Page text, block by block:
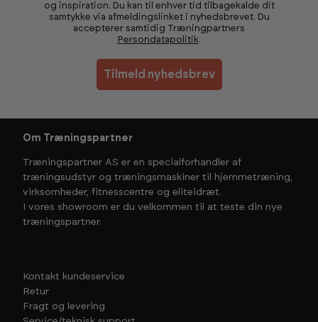
og inspiration. Du kan til enhver tid tilbagekalde dit
samtykke via afmeldingslinket i nyhedsbrevet. Du
accepterer samtidig Træningpartners
Persondatapolitik.
Tilmeld nyhedsbrev
Om Træningspartner
Træningspartner AS er en specialforhandler af
træningsudstyr og træningsmaskiner til hjemmetræning,
virksomheder, fitnesscentre og eliteidræt.
I vores showroom er du velkommen til at teste din nye
træningspartner.
Kontakt kundeservice
Retur
Fragt og levering